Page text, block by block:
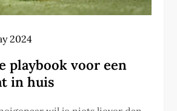
2024
playbook voor een
in huis